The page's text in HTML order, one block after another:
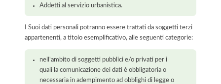
Addetti al servizio urbanistica.
I Suoi dati personali potranno essere trattati da soggetti terzi
appartenenti, a titolo esemplificativo, alle seguenti categorie:
nell'ambito di soggetti pubblici e/o privati per i
quali la comunicazione dei dati è obbligatoria o
necessaria in adempimento ad obblighi di legge o